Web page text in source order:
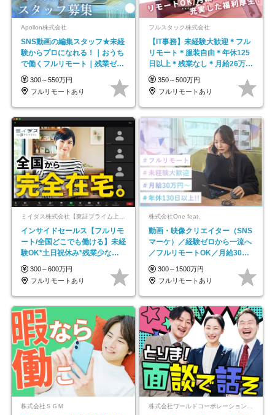
Apollon株式会社
SNS動画の編集スタッフ★未経
験からプロになれる！｜おうち
で働くフルリモート｜残業ゼロ
で18時退勤◎
300～550万円
フルリモートあり
フルスタック株式会社
【IT事務】未経験大歓迎＊フル
リモート＊服装自由＊年休125
日以上＊残業なし＊月給26万円
以上
350～500万円
フルリモートあり
ミイダス株式会社【東証プライム上場パーソルグループ】
インサイドセールス【フルリモ
ート/全国どこでも働ける】未経
験OK*土日祝休み*残業少なめ*
在宅勤務手当あり
300～600万円
フルリモートあり
株式会社One feat.
動画・映像クリエイター（SNS
マーケ）／経験ゼロから一流へ
／フルリモートOK／月給30万
円～／年休130日以上
300～1500万円
フルリモートあり
株式会社ＳＧＭ